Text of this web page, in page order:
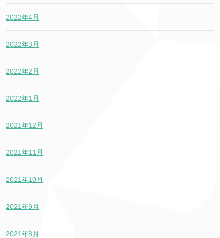
2022年4月
2022年3月
2022年2月
2022年1月
2021年12月
2021年11月
2021年10月
2021年9月
2021年8月